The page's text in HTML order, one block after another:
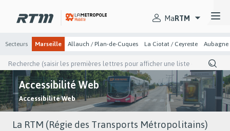
principal
contenu
principal
Secteurs Marseille Allauch / Plan-de-Cuques La Ciotat / Ceyreste Aubagne
Recherche
(saisir
les
premières
lettres
pour
afficher
MaRTM
Accessibilité Web
You
are
here
Accessibilité Web
La RTM (Régie des Transports Métropolitains)